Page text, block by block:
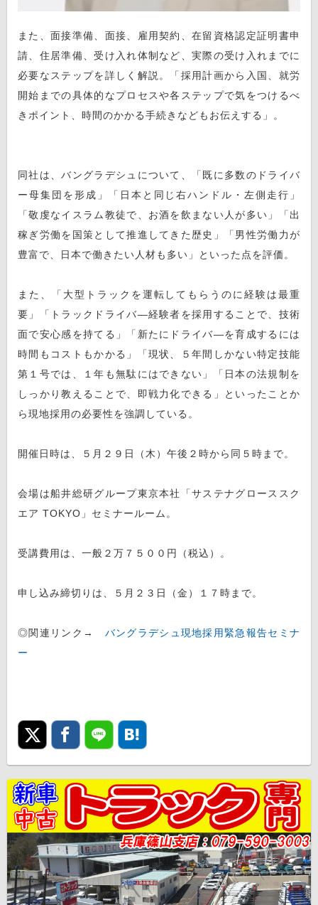
また、面接準備、面接、雇用契約、在留資格認定証明書申
請、住居準備、受け入れ体制など、実際の受け入れまでに
必要なステップを詳しく解説。「採用計画から入国、就労
開始までの具体的なプロセスや各ステップで気をつけるべ
きポイント、時間のかかる手続きなどもお伝えする」。
同社は、バングラデシュについて、「既に多数のドライバ
ー母集団を形成」「日本と同じ右ハンドル・左側走行」
「敬虔なイスラム教徒で、お酒を飲まない人が多い」「出
稼ぎ労働を国策として推進してきた歴史」「男性労働力が
豊富で、日本で働きたい人材も多い」といった点を評価。
また、「大型トラックを運転してもらうのに経験は最重
要」「トラックドライバ―経験者を採用することで、技術
面で安心感を持てる」「新たにドライバ―を育成するには
時間もコストもかかる」「現状、５年間しかない特定技能
第１号では、１年も無駄にはできない」「日本の法規制を
しっかり教えることで、即戦力化できる」といったことか
ら現地採用の必要性を強調している。
開催日時は、５月２９日（木）午後２時から同５時まで。
会場は船井総研グループ東京本社「サステナグローススク
エア TOKYO」セミナールーム。
受講費用は、一般２万７５００円（税込）。
申し込み締切りは、５月２３日（金）１７時まで。
◎関連リンク→ バングラデシュ現地採用緊急報告セミナ
ー